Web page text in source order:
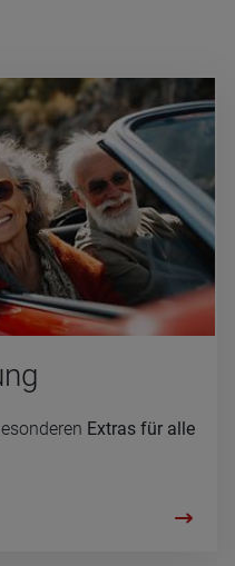
Extras für alle